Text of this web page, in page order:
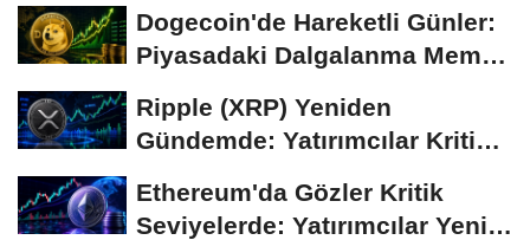
Dogecoin'de Hareketli Günler:
Piyasadaki Dalgalanma Meme
Ripple (XRP) Yeniden
Gündemde: Yatırımcılar Kritik
Ethereum'da Gözler Kritik
Seviyelerde: Yatırımcılar Yeni